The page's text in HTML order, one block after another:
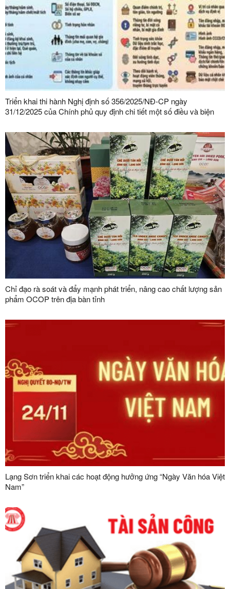
Triển khai thi hành Nghị định số 356/2025/NĐ-CP ngày
31/12/2025 của Chính phủ quy định chi tiết một số điều và biện
Sơn
Chỉ đạo rà soát và đẩy mạnh phát triển, nâng cao chất lượng sản
phẩm OCOP trên địa bàn tỉnh
Lạng Sơn triển khai các hoạt động hưởng ứng “Ngày Văn hóa Việt
Nam”